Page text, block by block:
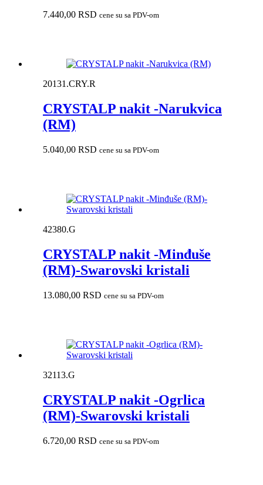
7.440,00 RSD cene su sa PDV-om
20131.CRY.R
CRYSTALP nakit -Narukvica
(RM)
5.040,00 RSD cene su sa PDV-om
42380.G
CRYSTALP nakit -Minđuše
(RM)-Swarovski kristali
13.080,00 RSD cene su sa PDV-om
32113.G
CRYSTALP nakit -Ogrlica
(RM)-Swarovski kristali
6.720,00 RSD cene su sa PDV-om